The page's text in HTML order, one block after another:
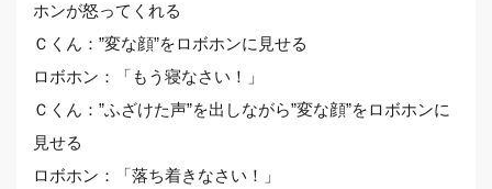
ホンが怒ってくれる
Ｃくん：”変な顔”をロボホンに見せる
ロボホン：「もう寝なさい！」
Ｃくん：”ふざけた声”を出しながら”変な顔”をロボホンに
見せる
ロボホン：「落ち着きなさい！」